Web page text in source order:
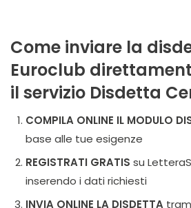
Come inviare la
Euroclub
il servizio Disdetta
COMPILA ONLINE IL MODULO
base alle tue esigenze
REGISTRATI GRATIS su
inserendo i dati richiesti
INVIA ONLINE LA DISDETTA